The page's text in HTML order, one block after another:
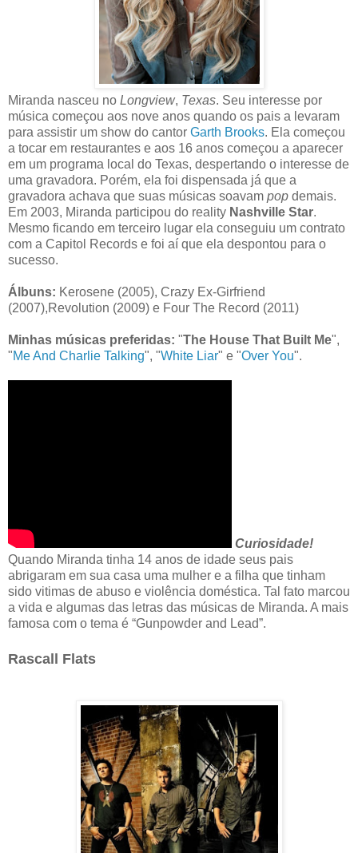
Miranda nasceu no Longview, Texas. Seu interesse por
música começou aos nove anos quando os pais a levaram
para assistir um show do cantor Garth Brooks. Ela começou
a tocar em restaurantes e aos 16 anos começou a aparecer
em um programa local do Texas, despertando o interesse de
uma gravadora. Porém, ela foi dispensada já que a
gravadora achava que suas músicas soavam pop demais.
Em 2003, Miranda participou do reality Nashville Star.
Mesmo ficando em terceiro lugar ela conseguiu um contrato
com a Capitol Records e foi aí que ela despontou para o
sucesso.
Álbuns: Kerosene (2005), Crazy Ex-Girfriend
(2007),Revolution (2009) e Four The Record (2011)
Minhas músicas preferidas: "The House That Built Me",
"Me And Charlie Talking", "White Liar" e "Over You".
Curiosidade!
Quando Miranda tinha 14 anos de idade seus pais
abrigaram em sua casa uma mulher e a filha que tinham
sido vitimas de abuso e violência doméstica. Tal fato marcou
a vida e algumas das letras das músicas de Miranda. A mais
famosa com o tema é “Gunpowder and Lead”.
Rascall Flats